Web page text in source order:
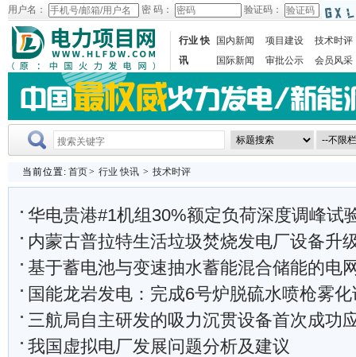
用户名： 密 码： 验证码：
行业 快
讯
国内新闻 项目建设
技术时评
国际新闻
审批公示 会员风采
当前位置: 首页> 行业 快讯 > 技术时评
华电贵港#1机组30%额定负荷深度调峰试
内蒙古普拉特生活垃圾焚烧发电厂设备升级改造项目
基于蓄电池与变速抽水蓄能混合储能的电网调频
国能龙岩发电：完成6号炉脱硫水喷枪雾
三航局自主研发的吸力沉贯设备首次成功应用于漂
我国虚拟电厂发展问题分析及建议